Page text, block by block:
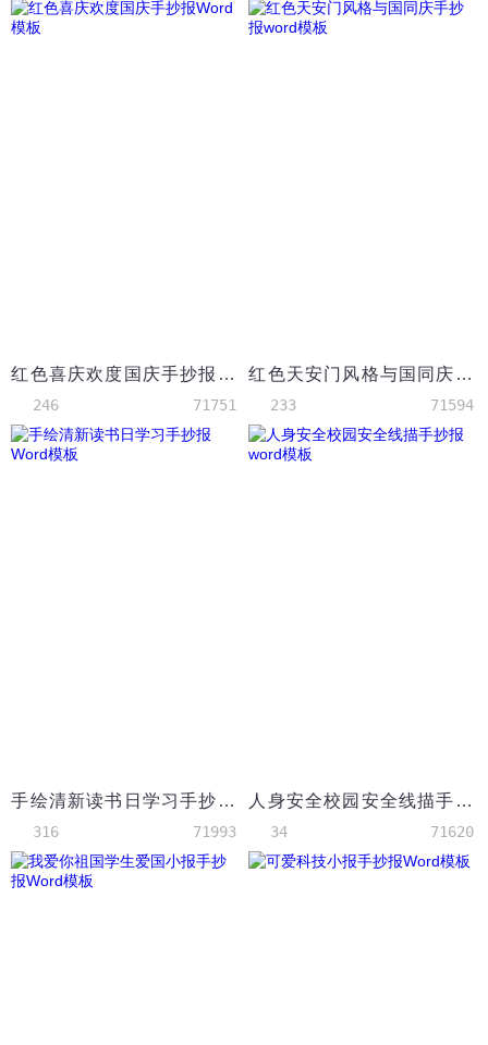
红色喜庆欢度国庆手抄报Word模板
246 71751
红色天安门风格与国同庆手抄报word模板
233 71594
手绘清新读书日学习手抄报Word模板
316 71993
人身安全校园安全线描手抄报word模板
34 71620